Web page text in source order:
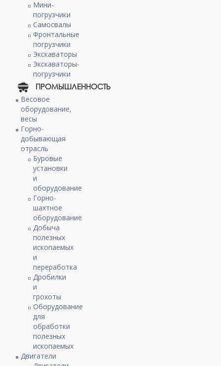
Мини-
погрузчики
Самосвалы
Фронтальные
погрузчики
Экскаваторы
Экскаваторы-
погрузчики
ПРОМЫШЛЕННОСТЬ
Весовое
оборудование,
весы
Горно-
добывающая
отрасль
Буровые
установки
и
оборудование
Горно-
шахтное
оборудование
Добыча
полезных
ископаемых
и
переработка
Дробилки
и
грохоты
Оборудование
для
обработки
полезных
ископаемых
Двигатели